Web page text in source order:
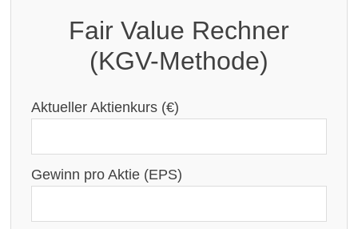
Fair Value Rechner
(KGV-Methode)
Aktueller Aktienkurs (€)
Gewinn pro Aktie (EPS)